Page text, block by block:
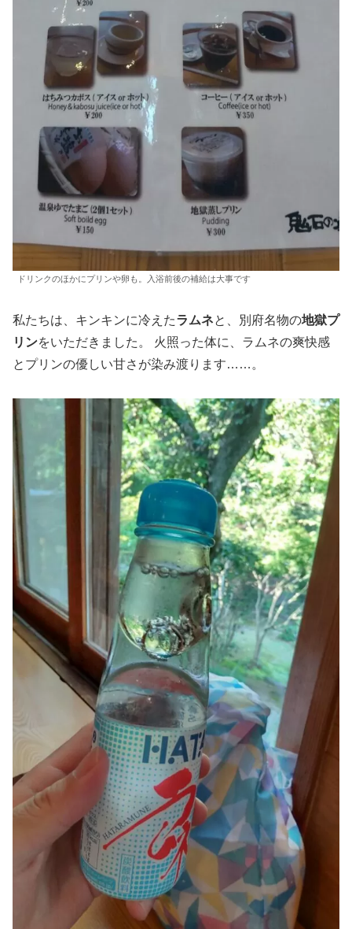
ドリンクのほかにプリンや卵も。入浴前後の補給は大事です
私たちは、キンキンに冷えたラムネと、別府名物の地獄プ
リンをいただきました。 火照った体に、ラムネの爽快感
とプリンの優しい甘さが染み渡ります……。